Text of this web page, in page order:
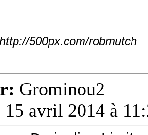
500px.com/robmutch
Grominou2
15 avril 2014 à